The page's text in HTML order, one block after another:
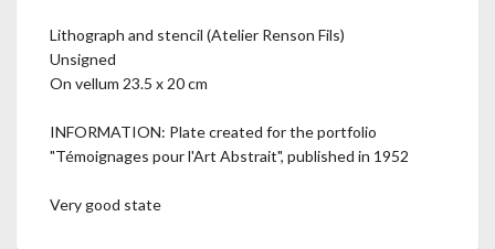
Lithograph and stencil (Atelier Renson Fils)
Unsigned
On vellum 23.5 x 20 cm
INFORMATION: Plate created for the portfolio
"Témoignages pour l'Art Abstrait", published in 1952
Very good state